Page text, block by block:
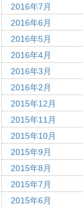
2016年7月
2016年6月
2016年5月
2016年4月
2016年3月
2016年2月
2015年12月
2015年11月
2015年10月
2015年9月
2015年8月
2015年7月
2015年6月